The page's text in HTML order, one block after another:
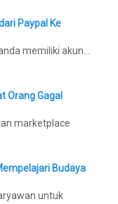
Paypal Ke
memiliki akun…
Orang Gagal
marketplace
Budaya
untuk